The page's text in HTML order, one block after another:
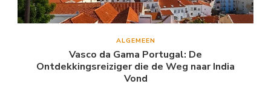
ALGEMEEN
Vasco da Gama Portugal: De
Ontdekkingsreiziger die de Weg naar India
Vond